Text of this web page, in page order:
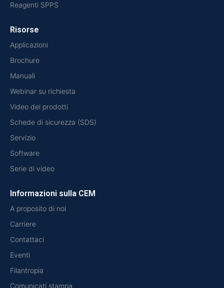
Reagenti SPPS
Risorse
Applicazioni
Brochure
Manuali
Webinar su richiesta
Video dei prodotti
Schede di sicurezza (SDS)
Servizio
Software
Serie di video
Informazioni sulla CEM
A proposito di noi
Carriere
Contattaci
Eventi
Filantropia
Comunicati stampa